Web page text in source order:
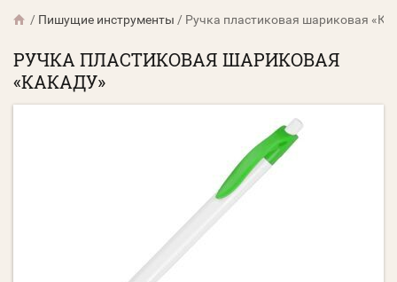
/ Пишущие инструменты / Ручка пластиковая шариковая
РУЧКА ПЛАСТИКОВАЯ ШАРИКОВАЯ
«КАКАДУ»